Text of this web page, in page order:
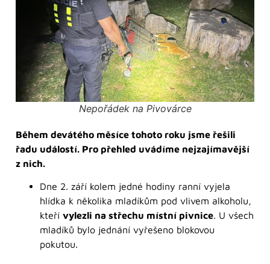
Nepořádek na Pivovárce
Během devátého měsíce tohoto roku jsme řešili
řadu událostí. Pro přehled uvádíme nejzajímavější
z nich.
Dne 2. září kolem jedné hodiny ranní vyjela
hlídka k několika mladíkům pod vlivem alkoholu,
kteří vylezli na střechu místní pivnice. U všech
mladíků bylo jednání vyřešeno blokovou
pokutou.